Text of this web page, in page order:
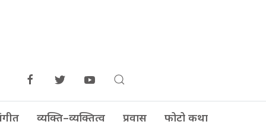
व्यक्ति–व्यक्तित्व प्रवास फोटो कथा